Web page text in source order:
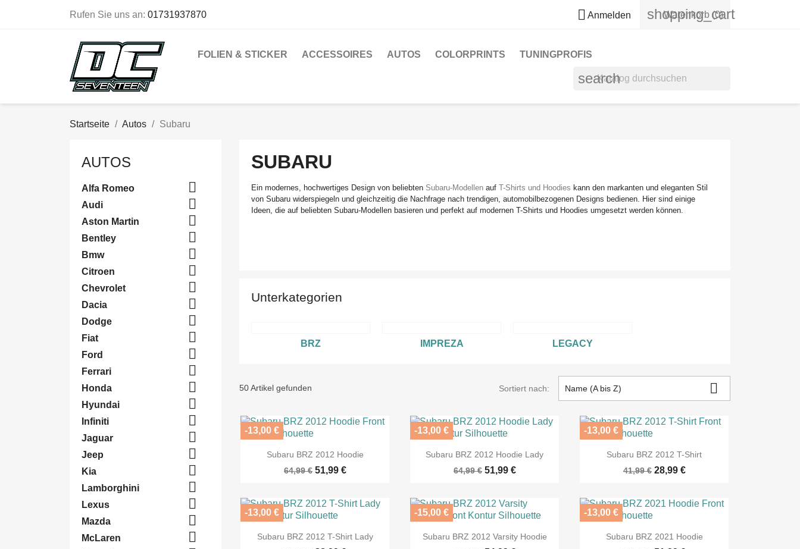
Rufen Sie uns an: 01731937870  Anmelden shopping_cart
Warenkorb (0)
FOLIEN & STICKER ACCESSOIRES AUTOS COLORPRINTS TUNINGPROFIS
search
Startseite Autos Subaru
AUTOS
Alfa Romeo 
Audi 
Aston Martin 
Bentley 
Bmw 
Citroen 
Chevrolet 
Dacia 
Dodge 
Fiat 
Ford 
Ferrari 
Honda 
Hyundai 
Infiniti 
Jaguar 
Jeep 
Kia 
Lamborghini 
Lexus 
Mazda 
McLaren 
SUBARU
Ein modernes, hochwertiges Design von beliebten Subaru-Modellen auf T-Shirts und Hoodies kann den markanten und eleganten Stil
von Subaru widerspiegeln und gleichzeitig die Nachfrage nach trendigen, automobilbezogenen Designs bedienen. Hier sind einige
Ideen, die auf beliebten Subaru-Modellen basieren und perfekt auf modernen T-Shirts und Hoodies umgesetzt werden können.
Unterkategorien
BRZ IMPREZA LEGACY
50 Artikel gefunden Sortiert nach: Name (A bis Z) 
 Vorschau
Subaru BRZ 2012 Hoodie
64,99 € 51,99 €
-13,00 €
 Vorschau
Subaru BRZ 2012 Hoodie Lady
64,99 € 51,99 €
-13,00 €
 Vorschau
Subaru BRZ 2012 T-Shirt
41,99 € 28,99 €
-13,00 €
 Vorschau
Subaru BRZ 2012 T-Shirt Lady
-13,00 €
 Vorschau
Subaru BRZ 2012 Varsity Hoodie
-15,00 €
 Vorschau
Subaru BRZ 2021 Hoodie
-13,00 €